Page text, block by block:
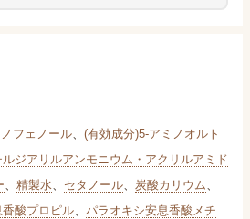
フェノール、 (有効成分)5-アミノオルト
ジアリルアンモニウム・アクリルアミド
、 精製水、 セタノール、 炭酸カリウム、
酸プロピル、 パラオキシ安息香酸メチ